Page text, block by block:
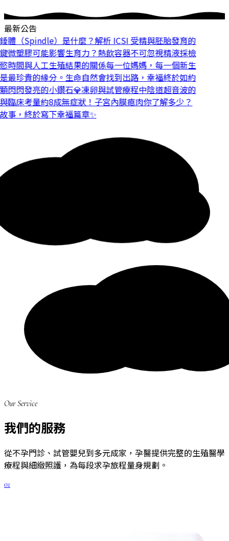
最新公告
（Spindle）是什麼？解析 ICSI 受精與胚胎發育的
微塑膠可能影響生育力？熱飲容器不可忽視精液採檢
間與人工生殖結果的關係每一位媽媽，每一個新生
珍貴的緣分。 生命自然會找到出路，幸福終於如約
閃發亮的小鑽石💎凍卵與試管療程中陰道超音波的
床考量約8成無症狀！子宮內膜瘜肉你了解多少？
，終於寫下幸福篇章✨
Our Service
我們的服務
從不孕門診、試管嬰兒到多元成家，孕醫提供完整的生殖醫學
療程與細緻照護，為每段求孕旅程量身規劃。
01